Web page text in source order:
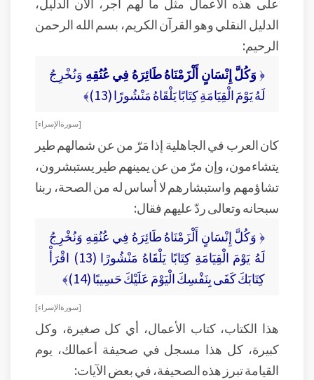
الدليل النقلي وهو القرآن الكريم، بسم الله الرحمن
الرحيم:
﴿وَكُلَّ إِنْسَانٍ أَلْزَمْنَاهُ طَائِرَهُ فِي عُنُقِهِ وَنُخْرِجُ
لَهُ يَوْمَ الْقِيَامَةِ كِتَابًا يَلْقَاهُ مَنْشُورًا (13)﴾
[ سورة الإسراء ]
كان العرب في الجاهلية إذا مَرّ من عن شمالهم طير
يتشاءمون، وإن مرّ من عن يمينهم طير يستبشرون،
تشاؤمهم واستبشارهم لا أساس له من الصحة، ربنا
سبحانه وتعالى ردّ عليهم فقال:
﴿ وَكُلَّ إِنْسَانٍ أَلْزَمْنَاهُ طَائِرَهُ فِي عُنُقِهِ وَنُخْرِجُ
لَهُ يَوْمَ الْقِيَامَةِ كِتَابًا يَلْقَاهُ مَنْشُورًا (13) اقْرَأْ
كِتَابَكَ كَفَى بِنَفْسِكَ الْيَوْمَ عَلَيْكَ حَسِيبًا (14)﴾
[ سورة الإسراء ]
هذا الكتاب، كتاب الأعمال، أي كل صغيرة، وكل
كبيرة، كل هذا مسجل في صحيفة أعمالك، يوم
القيامة تبرز هذه الصحيفة، في بعض الآيات: